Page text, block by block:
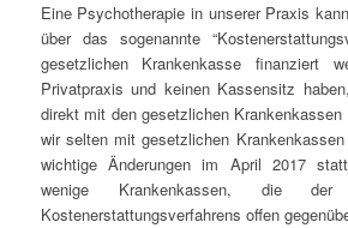
Eine Psychotherapie in unserer Praxis
über das sogenannte
gesetzlichen Krankenkasse finanziert
Privatpraxis und keinen Kassensitz
direkt mit den gesetzlichen Krankenkassen
wir selten mit gesetzlichen
wichtige Änderungen im April 2017
wenige Krankenkassen, die
Kostenerstattungsverfahrens offen